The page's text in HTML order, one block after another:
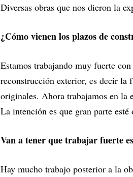
Diversas obras que nos dieron la
¿Cómo vienen los plazos de
Estamos trabajando muy fuerte
reconstrucción exterior, es decir la
originales. Ahora trabajamos en la
La intención es que gran parte
Van a tener que trabajar fuerte
Hay mucho trabajo posterior a la